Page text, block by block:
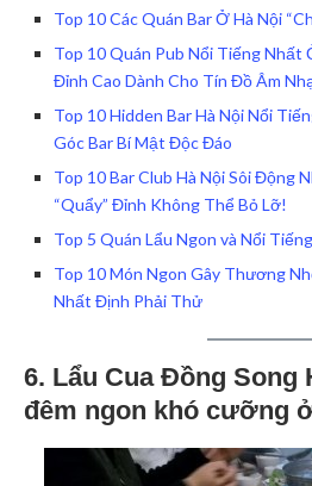
Top 10 Các Quán Bar Ở Hà Nội
Top 10 Quán Pub Nổi Tiếng Nhất
Đỉnh Cao Dành Cho Tín Đồ Âm
Top 10 Hidden Bar Hà Nội Nổi
Góc Bar Bí Mật Độc Đáo
Top 10 Bar Club Hà Nội Sôi Động
“Quẩy” Đỉnh Không Thể Bỏ Lỡ!
Top 5 Quán Lẩu Ngon và Nổi
Top 10 Món Ngon Gây Thương
Nhất Định Phải Thử
6. Lẩu Cua Đồng Song
đêm ngon khó cưỡng